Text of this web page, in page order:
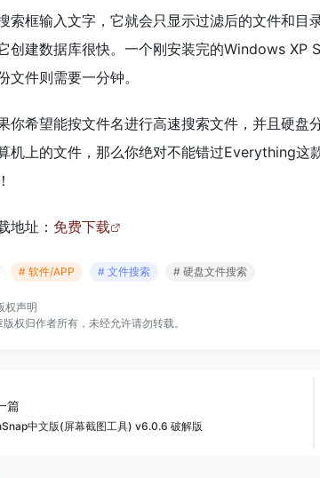
索框输入文字，它就会只显示过滤后的文件和
创建数据库很快。一个刚安装完的Windows
文件则需要一分钟。
你希望能按文件名进行高速搜索文件，并且硬盘
机上的文件，那么你绝对不能错过Everything这
地址： 免费下载
# 软件/APP # 文件搜索 # 硬盘文件搜索
权声明
版权归作者所有，未经允许请勿转载。
篇
中文版(屏幕截图工具) v6.0.6 破解版